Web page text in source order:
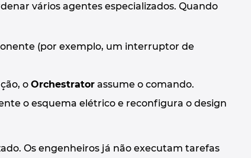
vários agentes especializados. Quando
(por exemplo, um interruptor de
o Orchestrator assume o comando.
o esquema elétrico e reconfigura o design
Os engenheiros já não executam tarefas